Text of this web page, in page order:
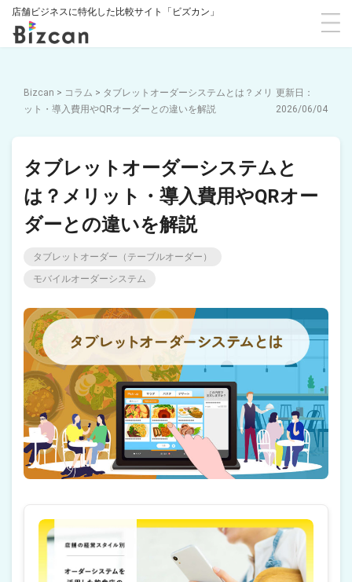
店舗ビジネスに特化した比較サイト「ビズカン」
Bizcan > コラム > タブレットオーダーシステムとは？メリ
ット・導入費用やQRオーダーとの違いを解説
2026/06/04
タブレットオーダーシステムと
は？メリット・導入費用やQRオー
ダーとの違いを解説
タブレットオーダー（テーブルオーダー）
モバイルオーダーシステム